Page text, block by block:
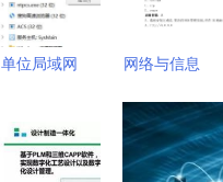
单位局域网
为管理与进
程服务管控
网络与信息
员-网络安
全管理员初